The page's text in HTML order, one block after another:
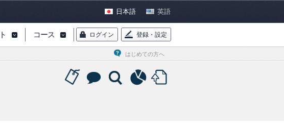
コース ログイン 登録・設定
日本語 英語
はじめての方へ